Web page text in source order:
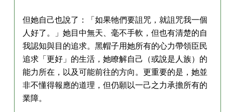
但她自己也說了：「如果牠們要詛咒，就詛咒我一個
人好了。」她目中無天、毫不手軟，但也有清楚的自
我認知與目的追求。黑帽子用她所有的心力帶領臣民
追求「更好」的生活，她瞭解自己（或說是人族）的
能力所在，以及可能前往的方向。更重要的是，她並
非不懂得報應的道理，但仍願以一己之力承擔所有的
業障。